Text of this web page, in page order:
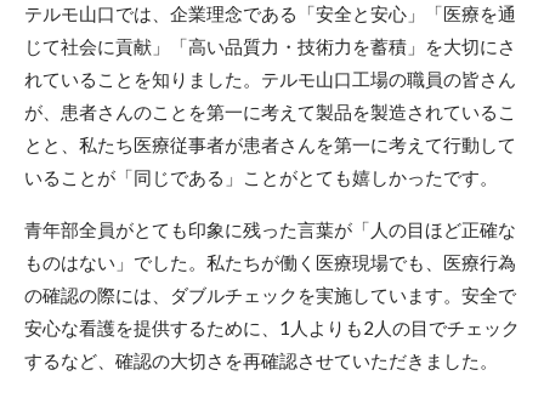
テルモ山口では、企業理念である「安全と安心」「医療を通
じて社会に貢献」「高い品質力・技術力を蓄積」を大切にさ
れていることを知りました。テルモ山口工場の職員の皆さん
が、患者さんのことを第一に考えて製品を製造されているこ
とと、私たち医療従事者が患者さんを第一に考えて行動して
いることが「同じである」ことがとても嬉しかったです。
青年部全員がとても印象に残った言葉が「人の目ほど正確な
ものはない」でした。私たちが働く医療現場でも、医療行為
の確認の際には、ダブルチェックを実施しています。安全で
安心な看護を提供するために、1人よりも2人の目でチェック
するなど、確認の大切さを再確認させていただきました。